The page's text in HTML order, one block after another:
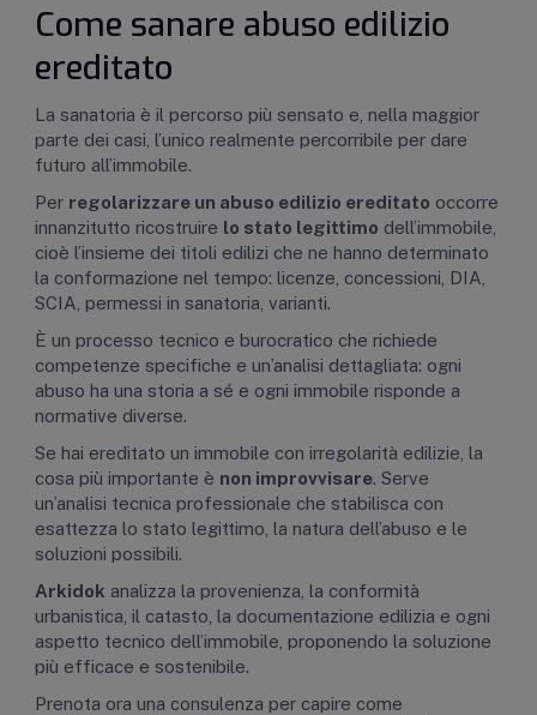
Come sanare abuso edilizio
ereditato
La sanatoria è il percorso più sensato e, nella maggior
parte dei casi, l’unico realmente percorribile per dare
futuro all’immobile.
Per regolarizzare un abuso edilizio ereditato occorre
innanzitutto ricostruire lo stato legittimo dell’immobile,
cioè l’insieme dei titoli edilizi che ne hanno determinato
la conformazione nel tempo: licenze, concessioni, DIA,
SCIA, permessi in sanatoria, varianti.
È un processo tecnico e burocratico che richiede
competenze specifiche e un’analisi dettagliata: ogni
abuso ha una storia a sé e ogni immobile risponde a
normative diverse.
Se hai ereditato un immobile con irregolarità edilizie, la
cosa più importante è non improvvisare. Serve
un’analisi tecnica professionale che stabilisca con
esattezza lo stato legittimo, la natura dell’abuso e le
soluzioni possibili.
Arkidok analizza la provenienza, la conformità
urbanistica, il catasto, la documentazione edilizia e ogni
aspetto tecnico dell’immobile, proponendo la soluzione
più efficace e sostenibile.
Prenota ora una consulenza per capire come